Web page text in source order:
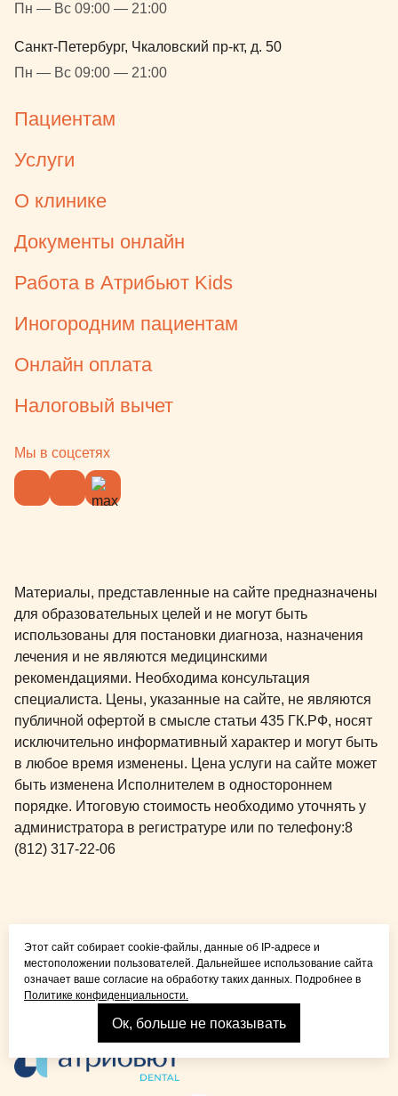
Пн — Вс 09:00 — 21:00
Санкт-Петербург, Чкаловский пр-кт, д. 50
Пн — Вс 09:00 — 21:00
Пациентам
Услуги
О клинике
Документы онлайн
Работа в Атрибьют Kids
Иногородним пациентам
Онлайн оплата
Налоговый вычет
Мы в соцсетях
Материалы, представленные на сайте предназначены
для образовательных целей и не могут быть
использованы для постановки диагноза, назначения
лечения и не являются медицинскими
рекомендациями. Необходима консультация
специалиста. Цены, указанные на сайте, не являются
публичной офертой в смысле статьи 435 ГК.РФ, носят
исключительно информативный характер и могут быть
в любое время изменены. Цена услуги на сайте может
быть изменена Исполнителем в одностороннем
порядке. Итоговую стоимость необходимо уточнять у
администратора в регистратуре или по телефону:8
(812) 317-22-06
детей и взрослых
Взрослая стоматология
Этот сайт собирает cookie-файлы, данные об IP-адресе и
местоположении пользователей. Дальнейшее использование сайта
означает ваше согласие на обработку таких данных. Подробнее в
Политике конфиденциальности.
Ок, больше не показывать